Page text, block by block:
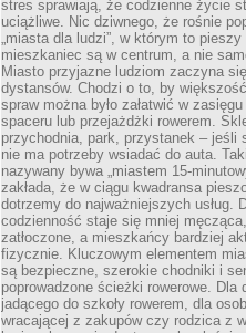
stres sprawiają, że codzienne życie
uciążliwe. Nic dziwnego, że rośnie
„miasta dla ludzi”, w którym to pieszy
mieszkaniec są w centrum, a nie
Miasto przyjazne ludziom zaczyna
dystansów. Chodzi o to, by
spraw można było załatwić w
spaceru lub przejażdżki rowerem.
przychodnia, park, przystanek – jeśli
nie ma potrzeby wsiadać do auta.
nazywany bywa „miastem 15-
zakłada, że w ciągu kwadransa
dotrzemy do najważniejszych usług.
codzienność staje się mniej
zatłoczone, a mieszkańcy bardziej
fizycznie. Kluczowym elementem
są bezpieczne, szerokie chodniki i
poprowadzone ścieżki rowerowe. Dla
jadącego do szkoły rowerem, dla
wracającej z zakupów czy rodzica z